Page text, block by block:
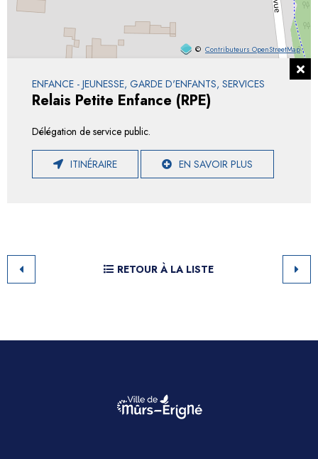
© Contributeurs OpenStreetMap
ENFANCE - JEUNESSE, GARDE D'ENFANTS, SERVICES
Relais Petite Enfance (RPE)
Délégation de service public.
ITINÉRAIRE EN SAVOIR PLUS
RETOUR À LA LISTE